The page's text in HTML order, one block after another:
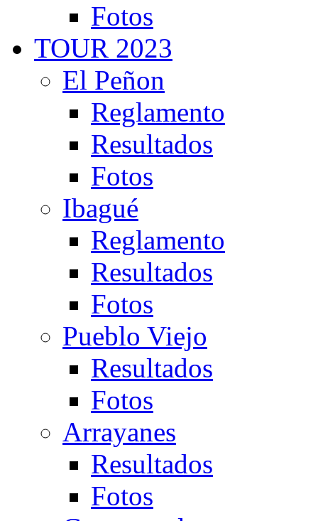
Fotos
TOUR 2023
El Peñon
Reglamento
Resultados
Fotos
Ibagué
Reglamento
Resultados
Fotos
Pueblo Viejo
Resultados
Fotos
Arrayanes
Resultados
Fotos